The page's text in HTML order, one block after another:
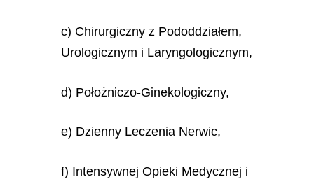
c) Chirurgiczny z Pododdziałem,
Urologicznym i Laryngologicznym,
d) Położniczo-Ginekologiczny,
e) Dzienny Leczenia Nerwic,
f) Intensywnej Opieki Medycznej i